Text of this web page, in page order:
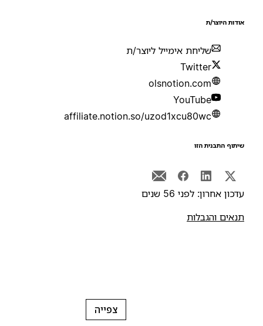
היוצר/ת
שליחת אימייל ליוצר/ת
Twitter
olsnotion.com
YouTube
affiliate.notion.so/uzod1xcu80wc
התבנית הזו
אחרון: לפני 56 שנים
והגבלות
צפייה